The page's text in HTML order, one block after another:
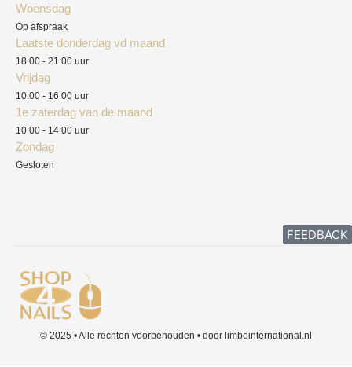
Woensdag
Op afspraak
Laatste donderdag vd maand
18:00 - 21:00 uur
Vrijdag
10:00 - 16:00 uur
1e zaterdag van de maand
10:00 - 14:00 uur
Zondag
Gesloten
© 2025 • Alle rechten voorbehouden • door limbointernational.nl
FEEDBACK